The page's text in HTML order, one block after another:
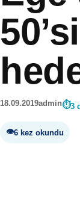
18.09.2019admin 3
6 kez okundu